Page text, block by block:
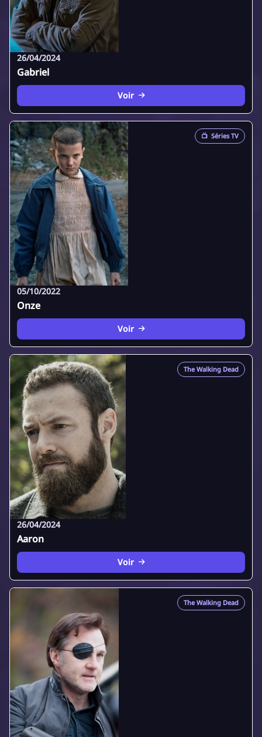
26/04/2024
Gabriel
Voir
📺 Séries TV
05/10/2022
Onze
Voir
The Walking Dead
26/04/2024
Aaron
Voir
The Walking Dead